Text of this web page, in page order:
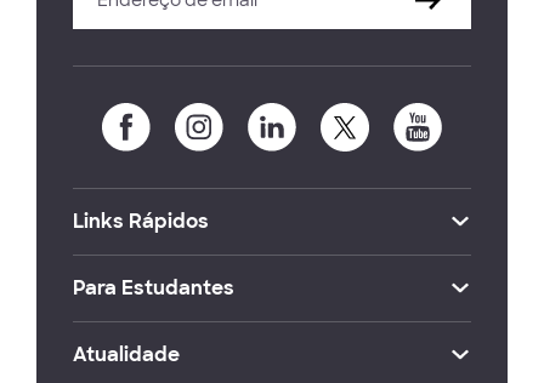
Links Rápidos
Para Estudantes
Atualidade